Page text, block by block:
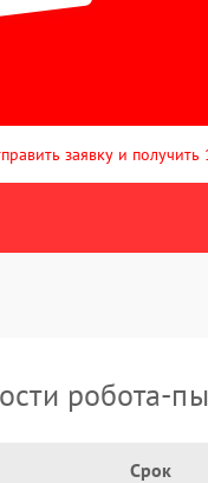
заявку и
робота-
Срок